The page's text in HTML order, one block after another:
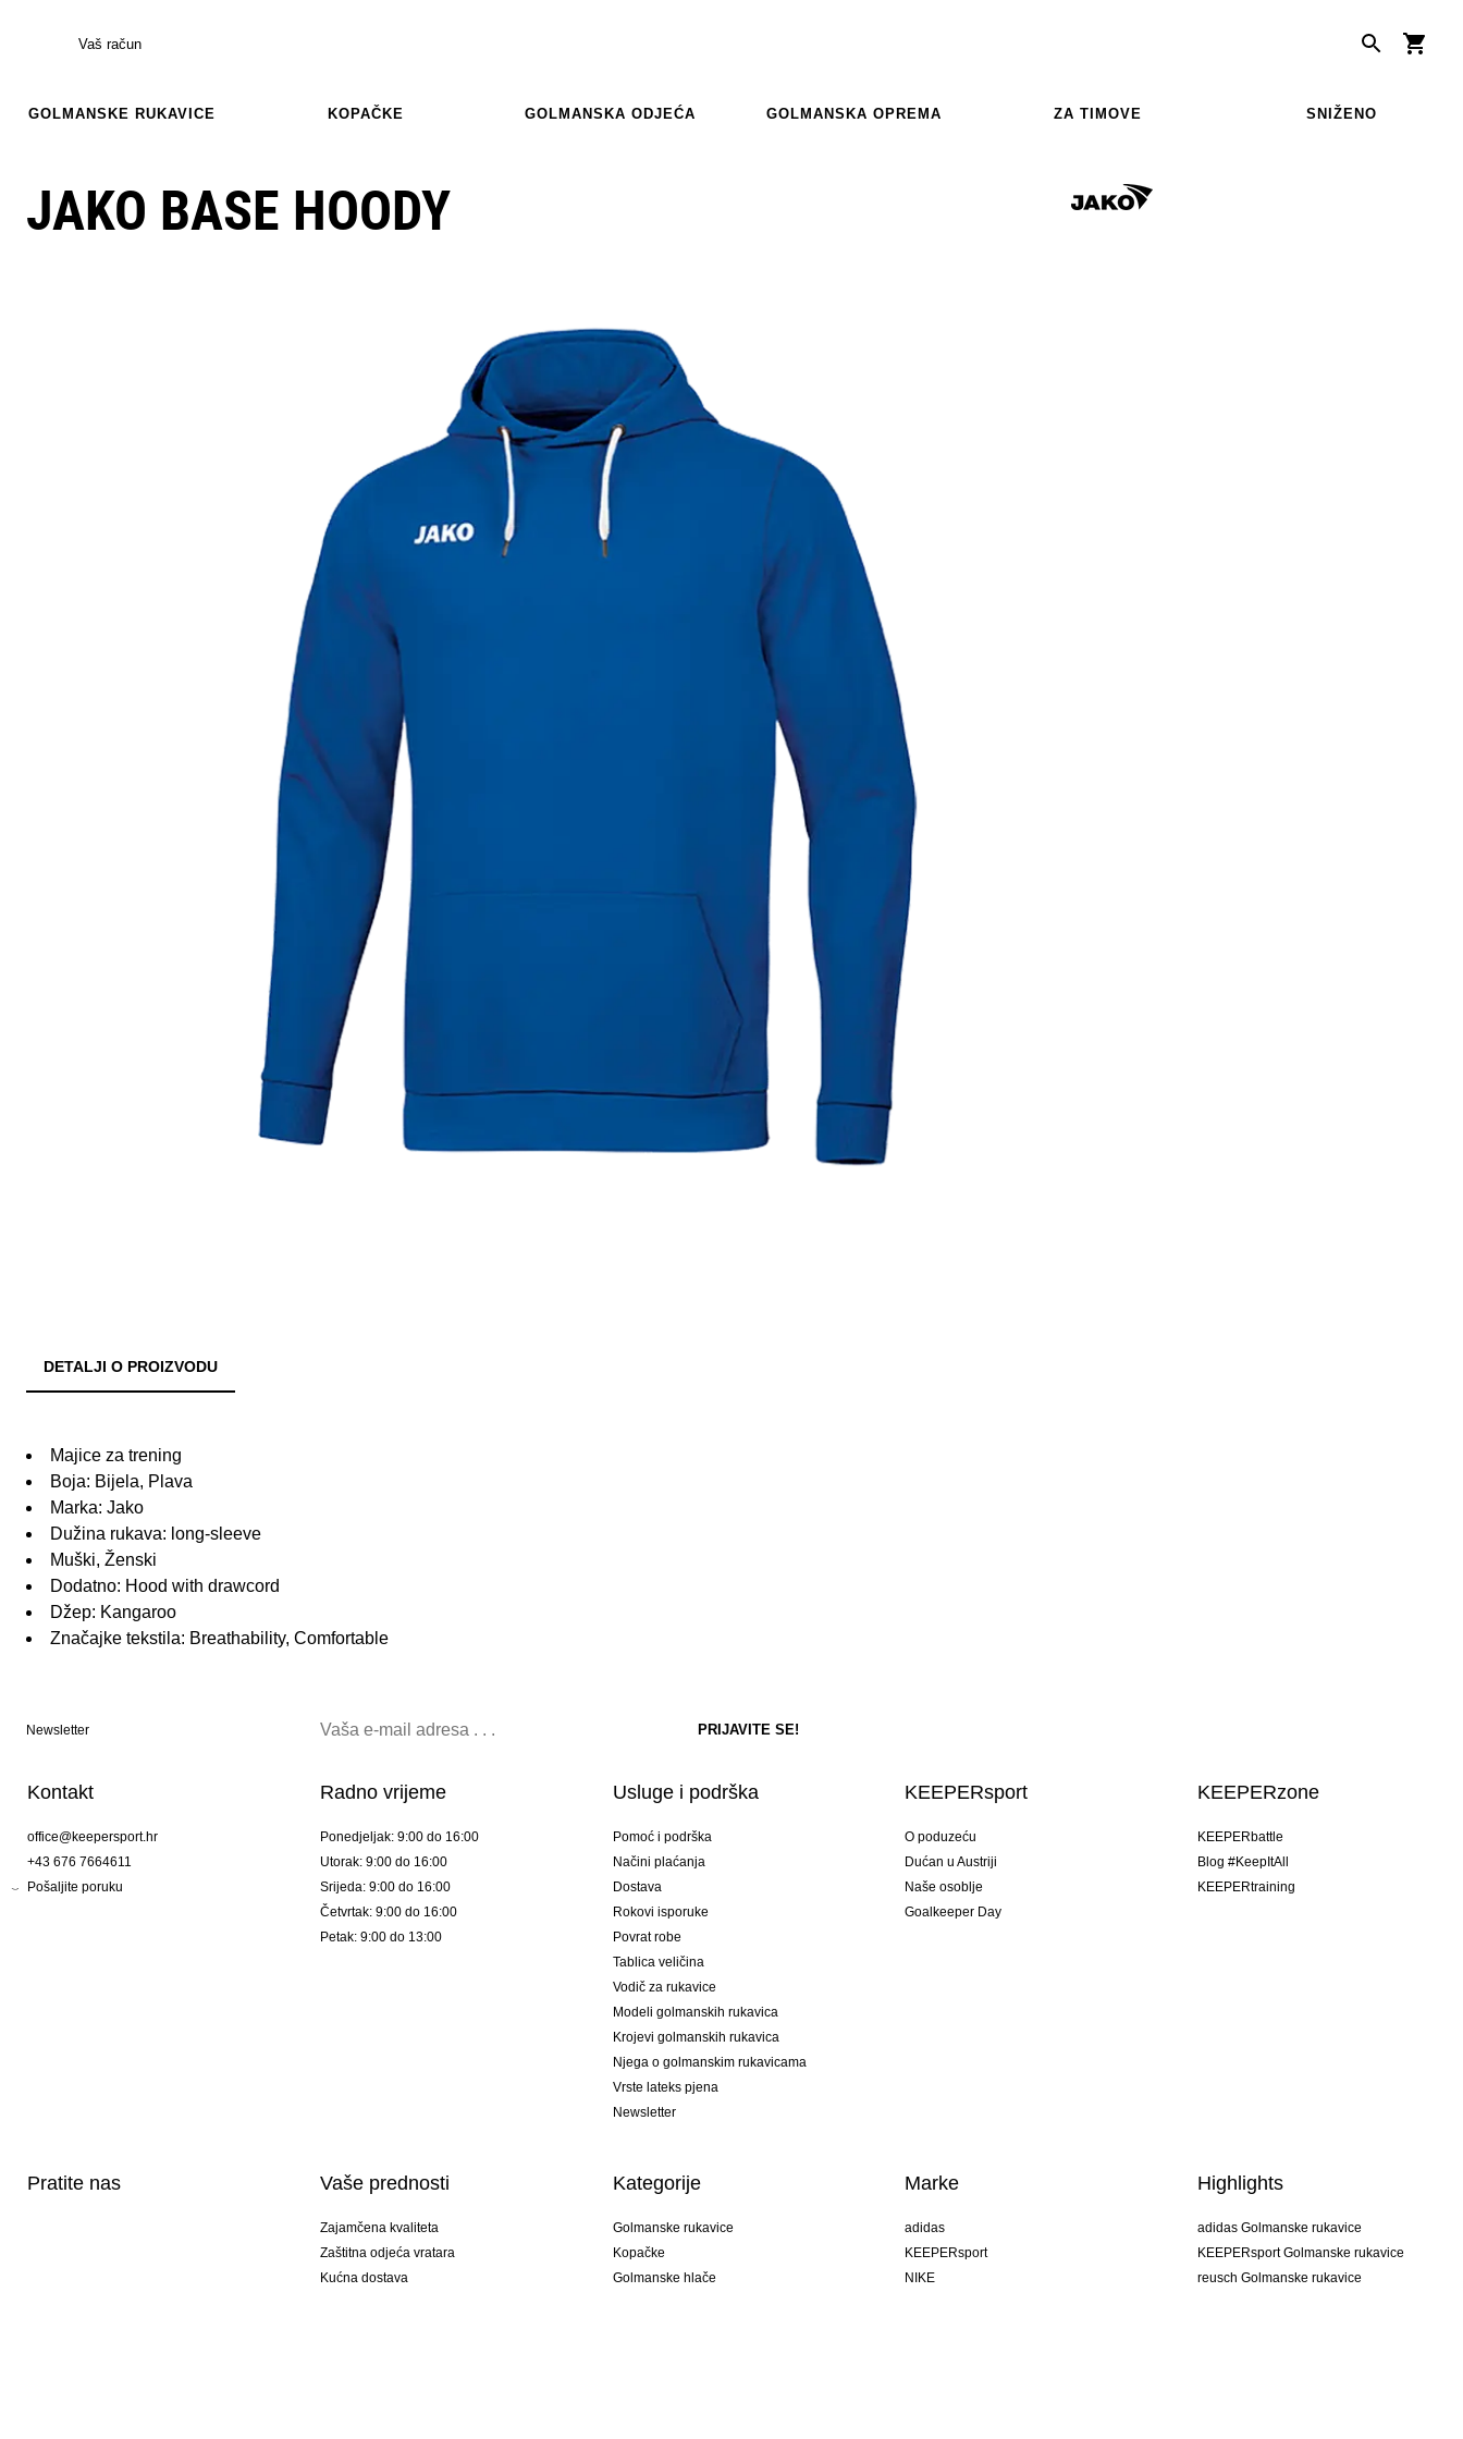
Vaš račun
GOLMANSKE RUKAVICE KOPAČKE GOLMANSKA ODJEĆA GOLMANSKA OPREMA ZA TIMOVE SNIŽENO
JAKO BASE HOODY
DETALJI O PROIZVODU
Majice za trening
Boja: Bijela, Plava
Marka: Jako
Dužina rukava: long-sleeve
Muški, Ženski
Dodatno: Hood with drawcord
Džep: Kangaroo
Značajke tekstila: Breathability, Comfortable
Newsletter
Kontakt
office@keepersport.hr
+43 676 7664611
Pošaljite poruku
Radno vrijeme
Ponedjeljak: 9:00 do 16:00
Utorak: 9:00 do 16:00
Srijeda: 9:00 do 16:00
Četvrtak: 9:00 do 16:00
Petak: 9:00 do 13:00
Usluge i podrška
Pomoć i podrška
Načini plaćanja
Dostava
Rokovi isporuke
Povrat robe
Tablica veličina
Vodič za rukavice
Modeli golmanskih rukavica
Krojevi golmanskih rukavica
Njega o golmanskim rukavicama
Vrste lateks pjena
Newsletter
KEEPERsport
O poduzeću
Dućan u Austriji
Naše osoblje
Goalkeeper Day
KEEPERzone
KEEPERbattle
Blog #KeepItAll
KEEPERtraining
Pratite nas Vaše prednosti
Zajamčena kvaliteta
Zaštitna odjeća vratara
Kućna dostava
Kategorije
Golmanske rukavice
Kopačke
Golmanske hlače
Marke
adidas
KEEPERsport
NIKE
Highlights
adidas Golmanske rukavice
KEEPERsport Golmanske rukavice
reusch Golmanske rukavice